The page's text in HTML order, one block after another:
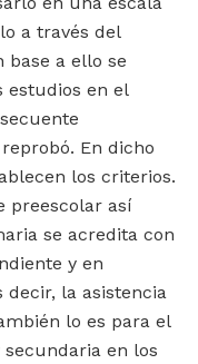
a través del
base a ello se
estudios en el
En dicho
los criterios.
preescolar así
se acredita con
y en
decir, la asistencia
lo es para el
en los